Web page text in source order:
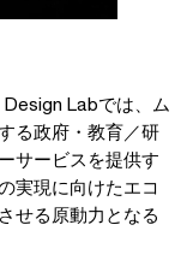
Labでは、ム
る政府・教育／研
サービスを提供す
実現に向けたエコ
せる原動力となる